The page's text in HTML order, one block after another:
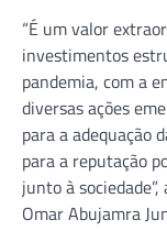
“É um valor
investimentos
pandemia, com a
diversas ações
para a adequação
para a reputação
junto à
Omar Abujamra